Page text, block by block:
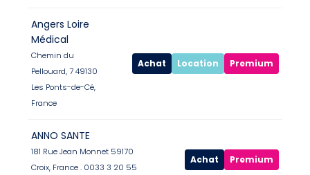
Angers Loire
Médical
Chemin du
Pellouard, 7 49130
Les Ponts-de-Cé,
France
Achat Location Premium
ANNO SANTE
181 Rue Jean Monnet 59170
Croix, France . 0033 3 20 55
Achat Premium